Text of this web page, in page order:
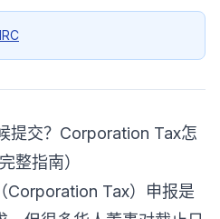
提交？Corporation Tax怎
整指南）
Corporation Tax）申报是